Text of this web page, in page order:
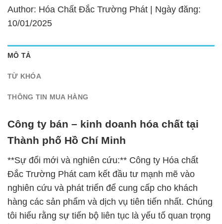
Author: Hóa Chất Đắc Trường Phát | Ngày đăng:
10/01/2025
MÔ TẢ
TỪ KHÓA
THÔNG TIN MUA HÀNG
Công ty bán – kinh doanh hóa chất tại
Thành phố Hồ Chí Minh
**Sự đổi mới và nghiên cứu:** Công ty Hóa chất
Đắc Trường Phát cam kết đầu tư mạnh mẽ vào
nghiên cứu và phát triển để cung cấp cho khách
hàng các sản phẩm và dịch vụ tiên tiến nhất. Chúng
tôi hiểu rằng sự tiến bộ liên tục là yếu tố quan trọng